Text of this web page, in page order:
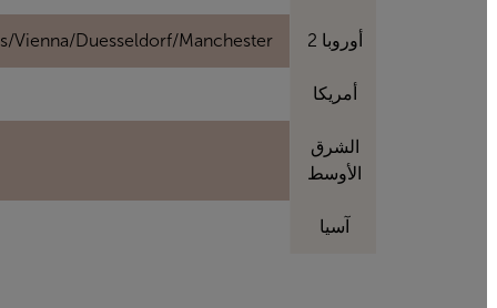
أوروبا 2 Vienna/Duesseldorf/Manchester
أمريكا
الشرق
الأوسط
آسيا